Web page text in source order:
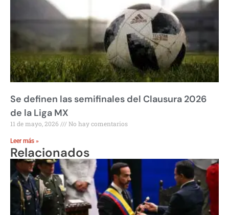
Se definen las semifinales del Clausura 2026
de la Liga MX
11 de mayo, 2026 No hay comentarios
Leer más »
Relacionados